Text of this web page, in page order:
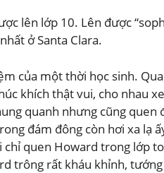
lên lớp 10. Lên được
ở Santa Clara.
của một thời học sinh.
khích thật vui, cho nhau
quanh nhưng cũng quen
đám đông còn hơi xa lạ
quen Howard trong lớp
trông rất kháu khỉnh,